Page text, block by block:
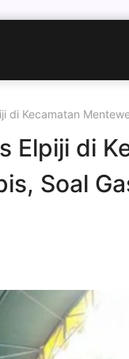
di Kecamatan
Elpiji di
Soal